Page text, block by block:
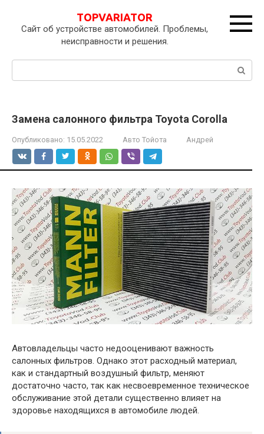
контенту
TOPVARIATOR
Сайт об устройстве автомобилей. Проблемы,
неисправности и решения.
Поиск:
Замена салонного фильтра Toyota Corolla
Опубликовано: 15.05.2022 Авто Тойота Андрей
Автовладельцы часто недооценивают важность
салонных фильтров. Однако этот расходный материал,
как и стандартный воздушный фильтр, меняют
достаточно часто, так как несвоевременное техническое
обслуживание этой детали существенно влияет на
здоровье находящихся в автомобиле людей.